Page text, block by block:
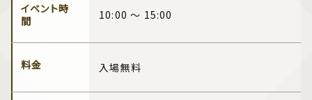
イベント時
間
10:00 ～ 15:00
料金 入場無料